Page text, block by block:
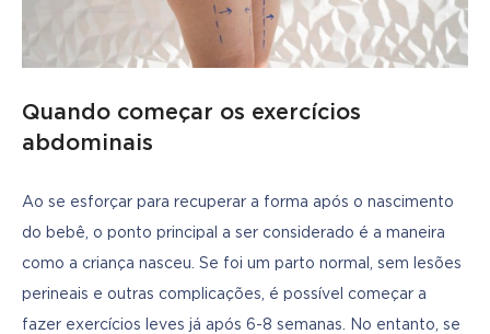
Quando começar os exercícios
abdominais
Ao se esforçar para recuperar a forma após o nascimento
do bebê, o ponto principal a ser considerado é a maneira
como a criança nasceu. Se foi um parto normal, sem lesões
perineais e outras complicações, é possível começar a
fazer exercícios leves já após 6-8 semanas. No entanto, se